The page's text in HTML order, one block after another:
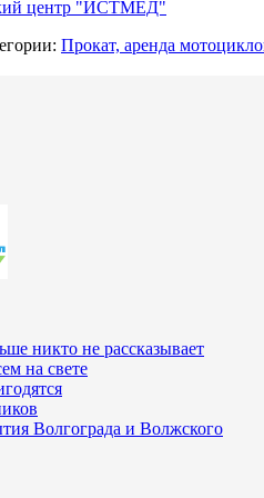
центр "ИСТМЕД"
Прокат, аренда
никто не рассказывает
на свете
Волгограда и Волжского